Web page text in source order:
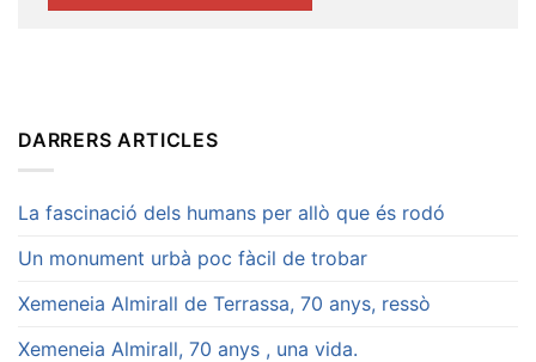
DARRERS ARTICLES
La fascinació dels humans per allò que és rodó
Un monument urbà poc fàcil de trobar
Xemeneia Almirall de Terrassa, 70 anys, ressò
Xemeneia Almirall, 70 anys , una vida.